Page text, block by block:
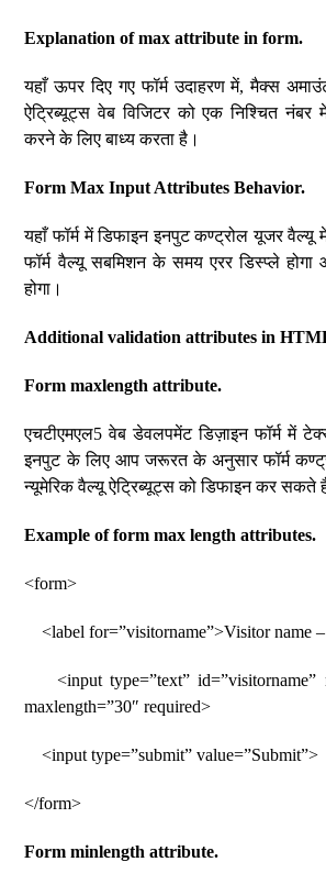
Explanation of max attribute in form.
यहाँ ऊपर दिए गए फॉर्म उदाहरण में, मैक्स
ऐट्रिब्यूट्स वेब विजिटर को एक निश्चित
करने के लिए बाध्य करता है।
Form Max Input Attributes Behavior.
यहाँ फॉर्म में डिफाइन इनपुट कण्ट्रोल यूजर
फॉर्म वैल्यू सबमिशन के समय एरर डिस्प्ले होगा
होगा।
Additional validation attributes in
Form maxlength attribute.
एचटीएमएल5 वेब डेवलपमेंट डिज़ाइन फॉर्म में
इनपुट के लिए आप जरूरत के अनुसार फॉर्म
न्यूमेरिक वैल्यू ऐट्रिब्यूट्स को डिफाइन कर सकते
Example of form max length attributes.
<form>
<label for=”visitorname”>Visitor name
<input type=”text” id=”visitorname”
maxlength=”30″ required>
<input type=”submit” value=”Submit”>
</form>
Form minlength attribute.